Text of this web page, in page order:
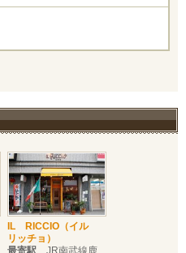
IL RICCIO（イル
リッチョ）
最寄駅 JR南武線鹿